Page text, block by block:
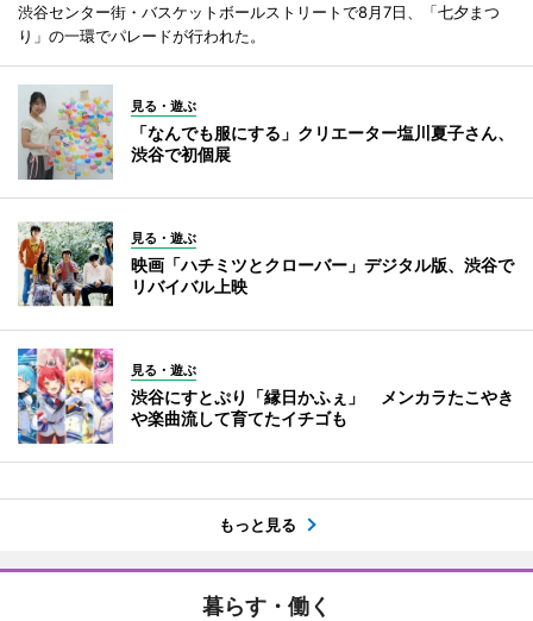
渋谷センター街・バスケットボールストリートで8月7日、「七夕まつ
り」の一環でパレードが行われた。
見る・遊ぶ
「なんでも服にする」クリエーター塩川夏子さん、
渋谷で初個展
見る・遊ぶ
映画「ハチミツとクローバー」デジタル版、渋谷で
リバイバル上映
見る・遊ぶ
渋谷にすとぷり「縁日かふぇ」 メンカラたこやき
や楽曲流して育てたイチゴも
もっと見る
暮らす・働く